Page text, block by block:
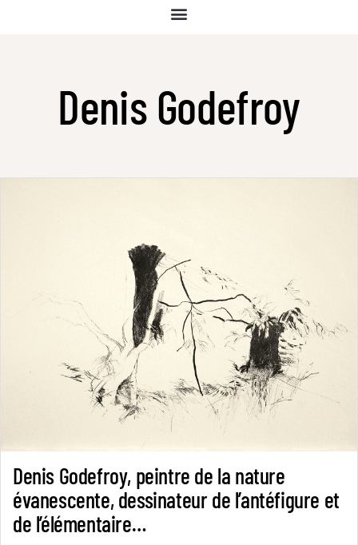
Denis Godefroy
Denis Godefroy, peintre de la nature
évanescente, dessinateur de l’antéfigure et
de l’élémentaire…